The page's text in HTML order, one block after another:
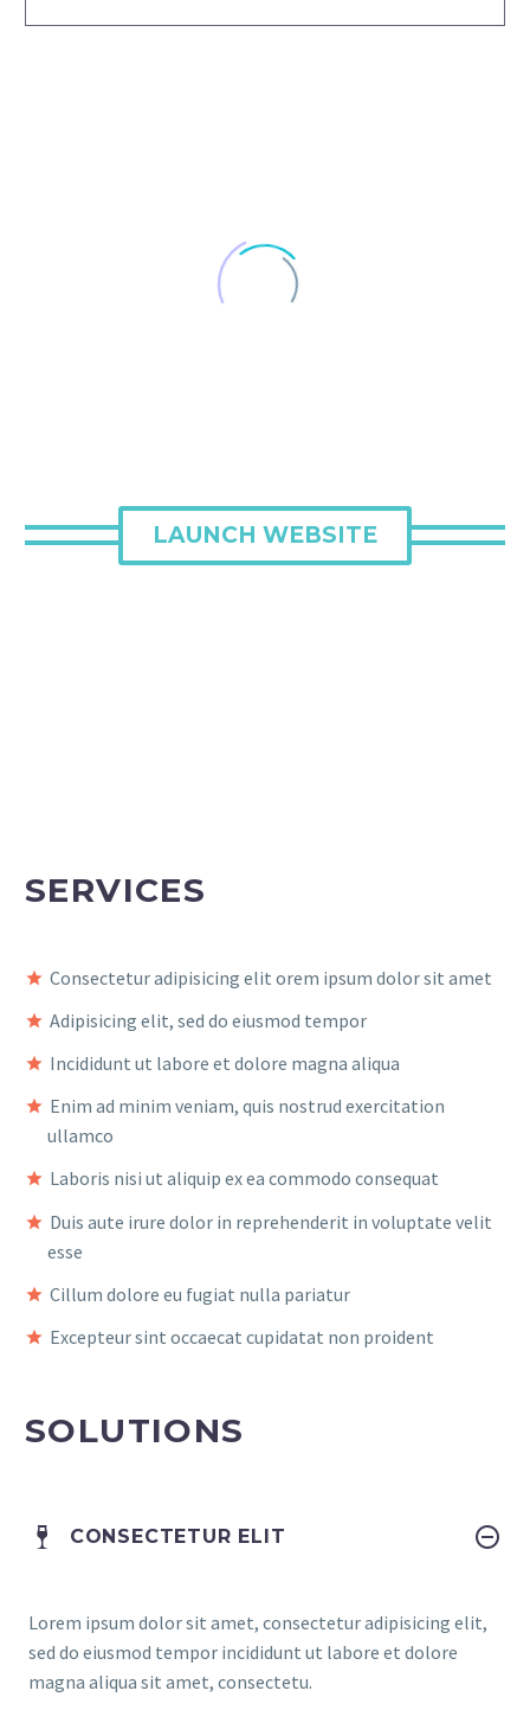
LAUNCH WEBSITE
SERVICES
Consectetur adipisicing elit orem ipsum dolor sit amet
Adipisicing elit, sed do eiusmod tempor
Incididunt ut labore et dolore magna aliqua
Enim ad minim veniam, quis nostrud exercitation
ullamco
Laboris nisi ut aliquip ex ea commodo consequat
Duis aute irure dolor in reprehenderit in voluptate velit
esse
Cillum dolore eu fugiat nulla pariatur
Excepteur sint occaecat cupidatat non proident
SOLUTIONS
CONSECTETUR ELIT
Lorem ipsum dolor sit amet, consectetur adipisicing elit,
sed do eiusmod tempor incididunt ut labore et dolore
magna aliqua sit amet, consectetu.